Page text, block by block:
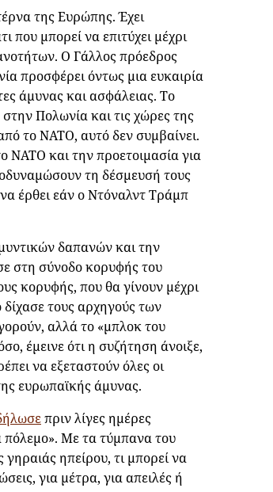
της Ευρώπης. Έχει
που μπορεί να επιτύχει μέχρι
Ο Γάλλος πρόεδρος
προσφέρει όντως μια ευκαιρία
άμυνας και ασφάλειας. Το
Πολωνία και τις χώρες της
το ΝΑΤΟ, αυτό δεν συμβαίνει.
ΝΑΤΟ και την προετοιμασία για
τη δέσμευσή τους
έρθει εάν ο Ντόναλντ Τράμπ
δαπανών και την
στη σύνοδο κορυφής του
κορυφής, που θα γίνουν μέχρι
τους αρχηγούς των
αλλά το «μπλοκ του
έμεινε ότι η συζήτηση άνοιξε,
να εξεταστούν όλες οι
ευρωπαϊκής άμυνας.
πριν λίγες ημέρες
πόλεμο». Με τα τύμπανα του
ηπείρου, τι μπορεί να
για μέτρα, για απειλές ή